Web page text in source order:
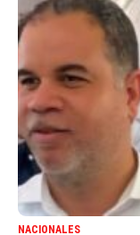
NACIONALES